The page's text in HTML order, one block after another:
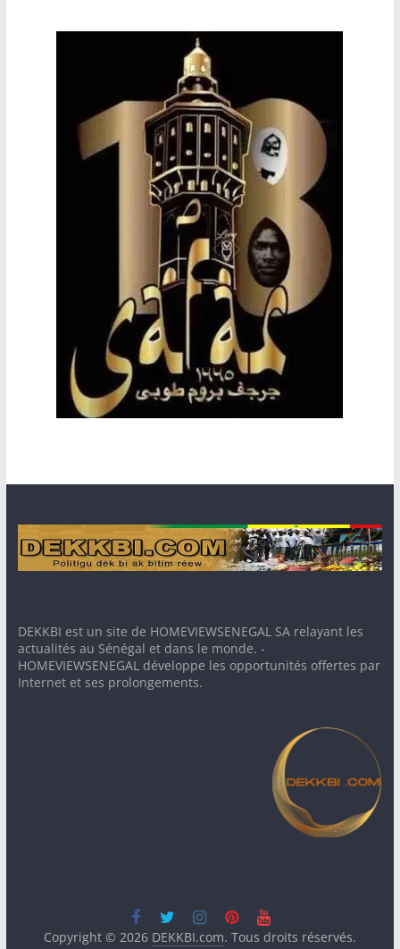
DEKKBI est un site de HOMEVIEWSENEGAL SA relayant les
actualités au Sénégal et dans le monde. -
HOMEVIEWSENEGAL développe les opportunités offertes par
Internet et ses prolongements.
Copyright © 2026 DEKKBI.com. Tous droits réservés.